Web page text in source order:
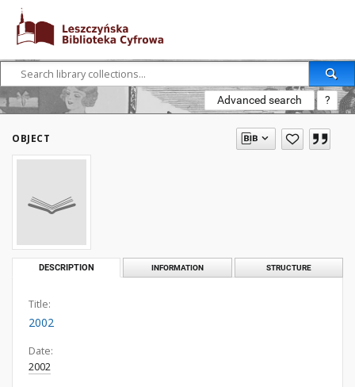
Advanced search ?
OBJECT
DESCRIPTION INFORMATION STRUCTURE
Title:
2002
Date:
2002